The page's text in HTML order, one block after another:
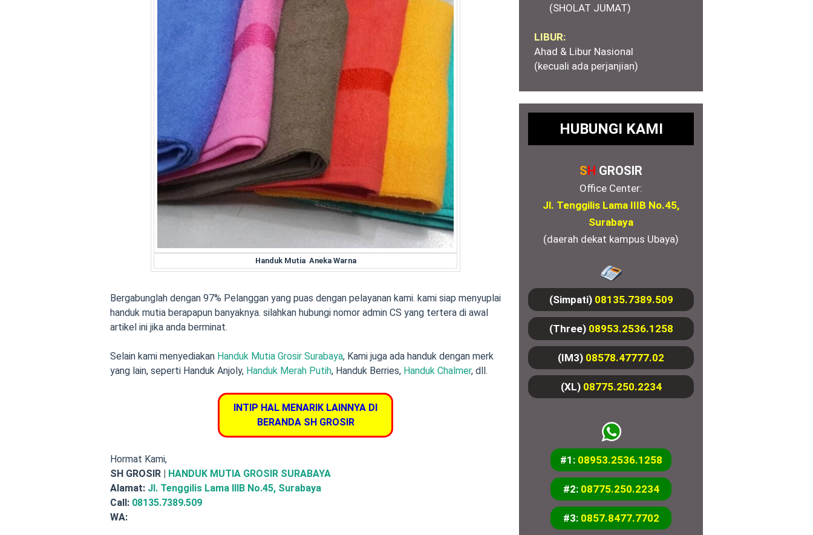
Handuk Mutia Aneka Warna
Bergabunglah dengan 97% Pelanggan yang puas dengan pelayanan kami. kami siap menyuplai
handuk mutia berapapun banyaknya. silahkan hubungi nomor admin CS yang tertera di awal
artikel ini jika anda berminat.
Selain kami menyediakan Handuk Mutia Grosir Surabaya, Kami juga ada handuk dengan merk
yang lain, seperti Handuk Anjoly, Handuk Merah Putih, Handuk Berries, Handuk Chalmer, dll.
INTIP HAL MENARIK LAINNYA DI
BERANDA SH GROSIR
Hormat Kami,
SH GROSIR | HANDUK MUTIA GROSIR SURABAYA
Alamat: Jl. Tenggilis Lama IIIB No.45, Surabaya
Call: 08135.7389.509
WA:
(SHOLAT JUMAT)
LIBUR:
Ahad & Libur Nasional
(kecuali ada perjanjian)
HUBUNGI KAMI
SH GROSIR
Office Center:
Jl. Tenggilis Lama IIIB No.45,
Surabaya
(daerah dekat kampus Ubaya)
(Simpati) 08135.7389.509
(Three) 08953.2536.1258
(IM3) 08578.47777.02
(XL) 08775.250.2234
#1: 08953.2536.1258
#2: 08775.250.2234
#3: 0857.8477.7702